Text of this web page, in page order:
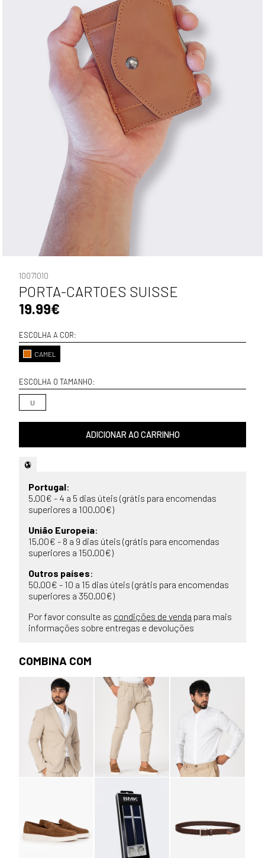
10071010
PORTA-CARTOES SUISSE
19.99€
ESCOLHA A COR:
CAMEL
ESCOLHA O TAMANHO:
U
ADICIONAR AO CARRINHO
Portugal:
5.00€ - 4 a 5 dias úteis (grátis para encomendas
superiores a 100.00€)
União Europeia:
15.00€ - 8 a 9 dias úteis (grátis para encomendas
superiores a 150.00€)
Outros países:
50.00€ - 10 a 15 dias úteis (grátis para encomendas
superiores a 350.00€)
Por favor consulte as condições de venda para mais
informações sobre entregas e devoluções
COMBINA COM